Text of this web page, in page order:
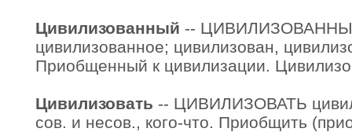
Цивилизованный --
цивилизованное; цивилизован,
Приобщенный к цивилизации.
Цивилизовать -- ЦИВИЛИЗОВАТЬ
сов. и несов., кого-что. Приобщить